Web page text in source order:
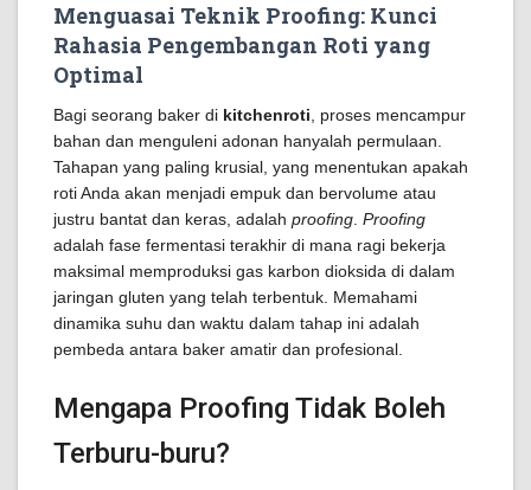
Menguasai Teknik Proofing: Kunci
Rahasia Pengembangan Roti yang
Optimal
Bagi seorang baker di kitchenroti , proses mencampur
bahan dan menguleni adonan hanyalah permulaan.
Tahapan yang paling krusial, yang menentukan apakah
roti Anda akan menjadi empuk dan bervolume atau
justru bantat dan keras, adalah proofing Proofing
adalah fase fermentasi terakhir di mana ragi bekerja
maksimal memproduksi gas karbon dioksida di dalam
jaringan gluten yang telah terbentuk. Memahami
dinamika suhu dan waktu dalam tahap ini adalah
pembeda antara baker amatir dan profesional.
Mengapa Proofing Tidak Boleh
Terburu-buru?